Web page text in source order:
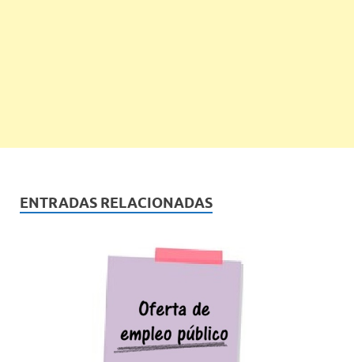
ENTRADAS RELACIONADAS